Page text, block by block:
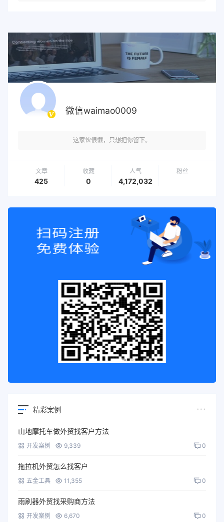
微信waimao0009
这家伙很懒，只想把你留下。
文章
425
收藏
0
人气
4,172,032
粉丝
精彩案例
山地摩托车做外贸找客户方法
开发案例 9,339 0
拖拉机外贸怎么找客户
五金工具 11,355 0
雨刷器外贸找采购商方法
开发案例 6,670 0